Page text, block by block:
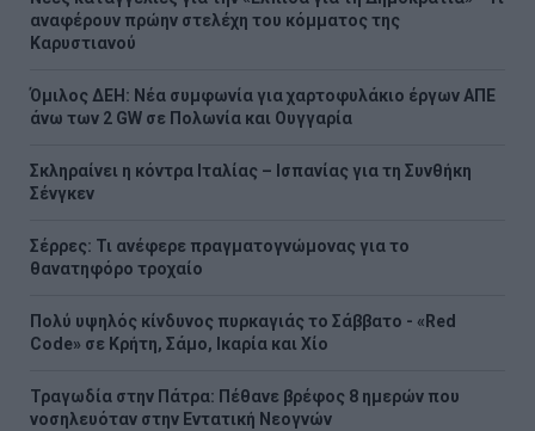
αναφέρουν πρώην στελέχη του κόμματος της
Καρυστιανού
Όμιλος ΔΕΗ: Νέα συμφωνία για χαρτοφυλάκιο έργων ΑΠΕ
άνω των 2 GW σε Πολωνία και Ουγγαρία
Σκληραίνει η κόντρα Ιταλίας – Ισπανίας για τη Συνθήκη
Σένγκεν
Σέρρες: Τι ανέφερε πραγματογνώμονας για το
θανατηφόρο τροχαίο
Πολύ υψηλός κίνδυνος πυρκαγιάς το Σάββατο - «Red
Code» σε Κρήτη, Σάμο, Ικαρία και Χίο
Τραγωδία στην Πάτρα: Πέθανε βρέφος 8 ημερών που
νοσηλευόταν στην Εντατική Νεογνών